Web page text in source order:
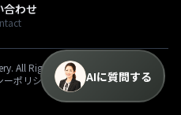
AIに質問する
合わせ
All Rights Reserved.
ポリシー